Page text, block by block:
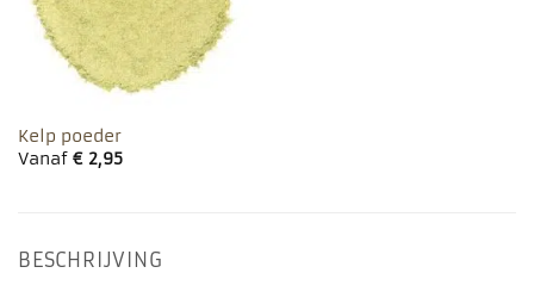
Kelp poeder
Vanaf €2,95
BESCHRIJVING